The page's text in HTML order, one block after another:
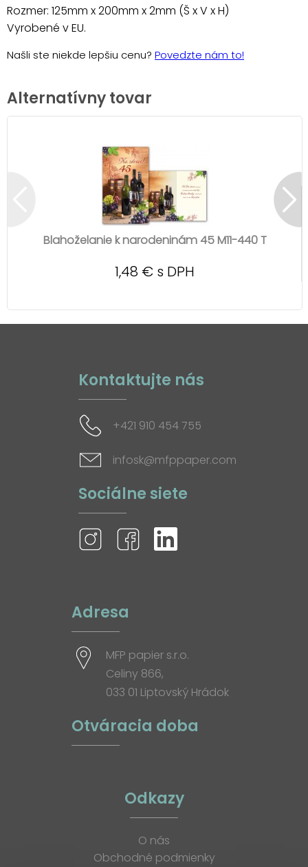
Rozmer: 125mm x 200mm x 2mm (Š x V x H)
Vyrobené v EU.
Našli ste niekde lepšiu cenu? Povedzte nám to!
Alternatívny tovar
Blahoželanie k narodeninám 45 M11-440 T
1,48 € s DPH
Kontaktujte nás
+421 910 454 755
infosk@mfppaper.com
Sociálne siete
Adresa
MFP papier s.r.o.
Celiny 866,
033 01 Liptovský Hrádok
Otváracia doba
Odkazy
O nás
Obchodné podmienky